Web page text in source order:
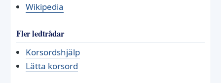
Wikipedia
Fler ledtrådar
Korsordshjälp
Lätta korsord